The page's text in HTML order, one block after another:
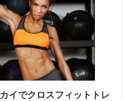
イでクロスフィットトレ